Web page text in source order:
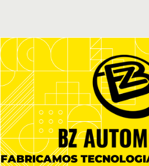
FABRICAMOS